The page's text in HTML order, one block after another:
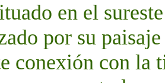
en el
por su
conexión con la